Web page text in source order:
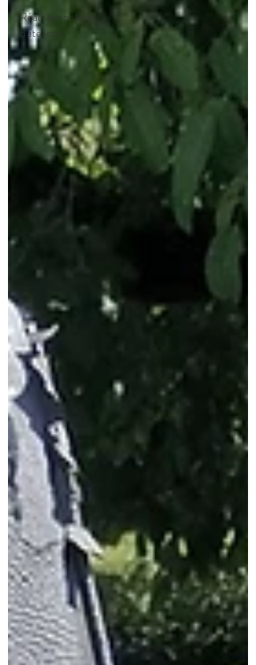
Réalisations lors
d'ateliers